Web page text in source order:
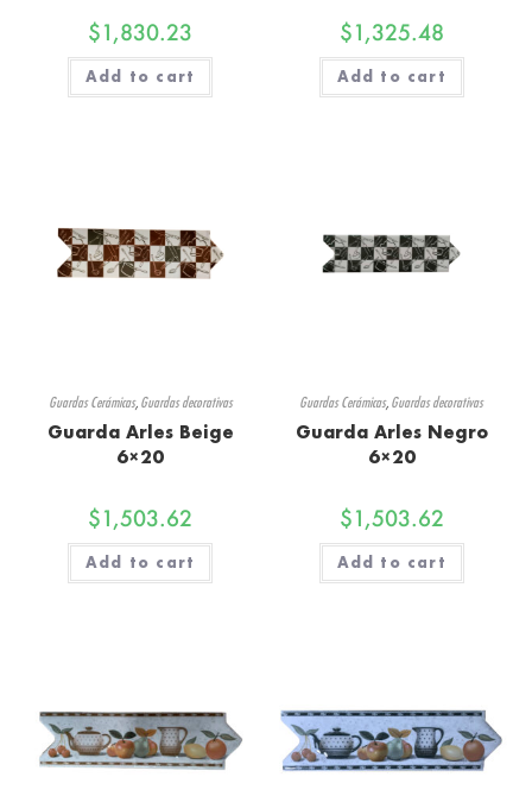
$1,830.23
Add to cart
$1,325.48
Add to cart
Guardas Cerámicas, Guardas decorativas
Guarda Arles Beige
6×20
$1,503.62
Add to cart
Guardas Cerámicas, Guardas decorativas
Guarda Arles Negro
6×20
$1,503.62
Add to cart